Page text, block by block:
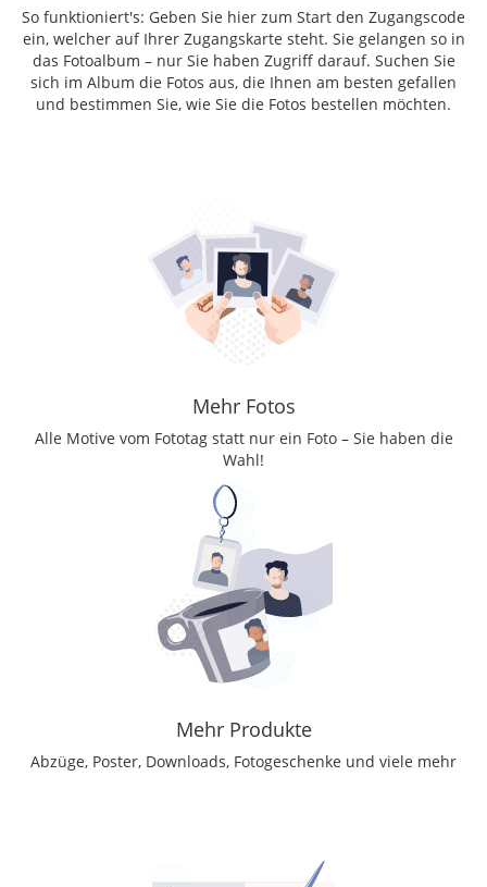
So funktioniert's: Geben Sie hier zum Start den Zugangscode
ein, welcher auf Ihrer Zugangskarte steht. Sie gelangen so in
das Fotoalbum – nur Sie haben Zugriff darauf. Suchen Sie
sich im Album die Fotos aus, die Ihnen am besten gefallen
und bestimmen Sie, wie Sie die Fotos bestellen möchten.
Mehr Fotos
Alle Motive vom Fototag statt nur ein Foto – Sie haben die
Wahl!
Mehr Produkte
Abzüge, Poster, Downloads, Fotogeschenke und viele mehr